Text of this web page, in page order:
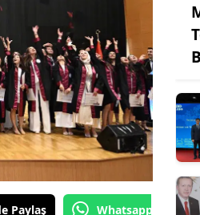
Paylaş Whatsapp'tan